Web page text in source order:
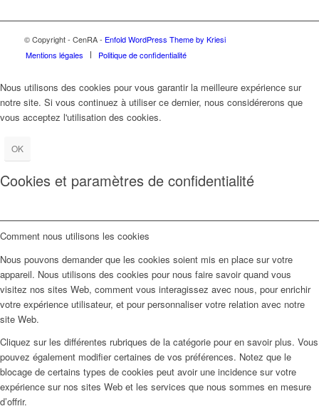
© Copyright - CenRA - Enfold WordPress Theme by Kriesi
Mentions légales
Politique de confidentialité
Nous utilisons des cookies pour vous garantir la meilleure expérience sur
notre site. Si vous continuez à utiliser ce dernier, nous considérerons que
vous acceptez l'utilisation des cookies.
OK
Cookies et paramètres de confidentialité
Comment nous utilisons les cookies
Nous pouvons demander que les cookies soient mis en place sur votre
appareil. Nous utilisons des cookies pour nous faire savoir quand vous
visitez nos sites Web, comment vous interagissez avec nous, pour enrichir
votre expérience utilisateur, et pour personnaliser votre relation avec notre
site Web.
Cliquez sur les différentes rubriques de la catégorie pour en savoir plus. Vous
pouvez également modifier certaines de vos préférences. Notez que le
blocage de certains types de cookies peut avoir une incidence sur votre
expérience sur nos sites Web et les services que nous sommes en mesure
d’offrir.